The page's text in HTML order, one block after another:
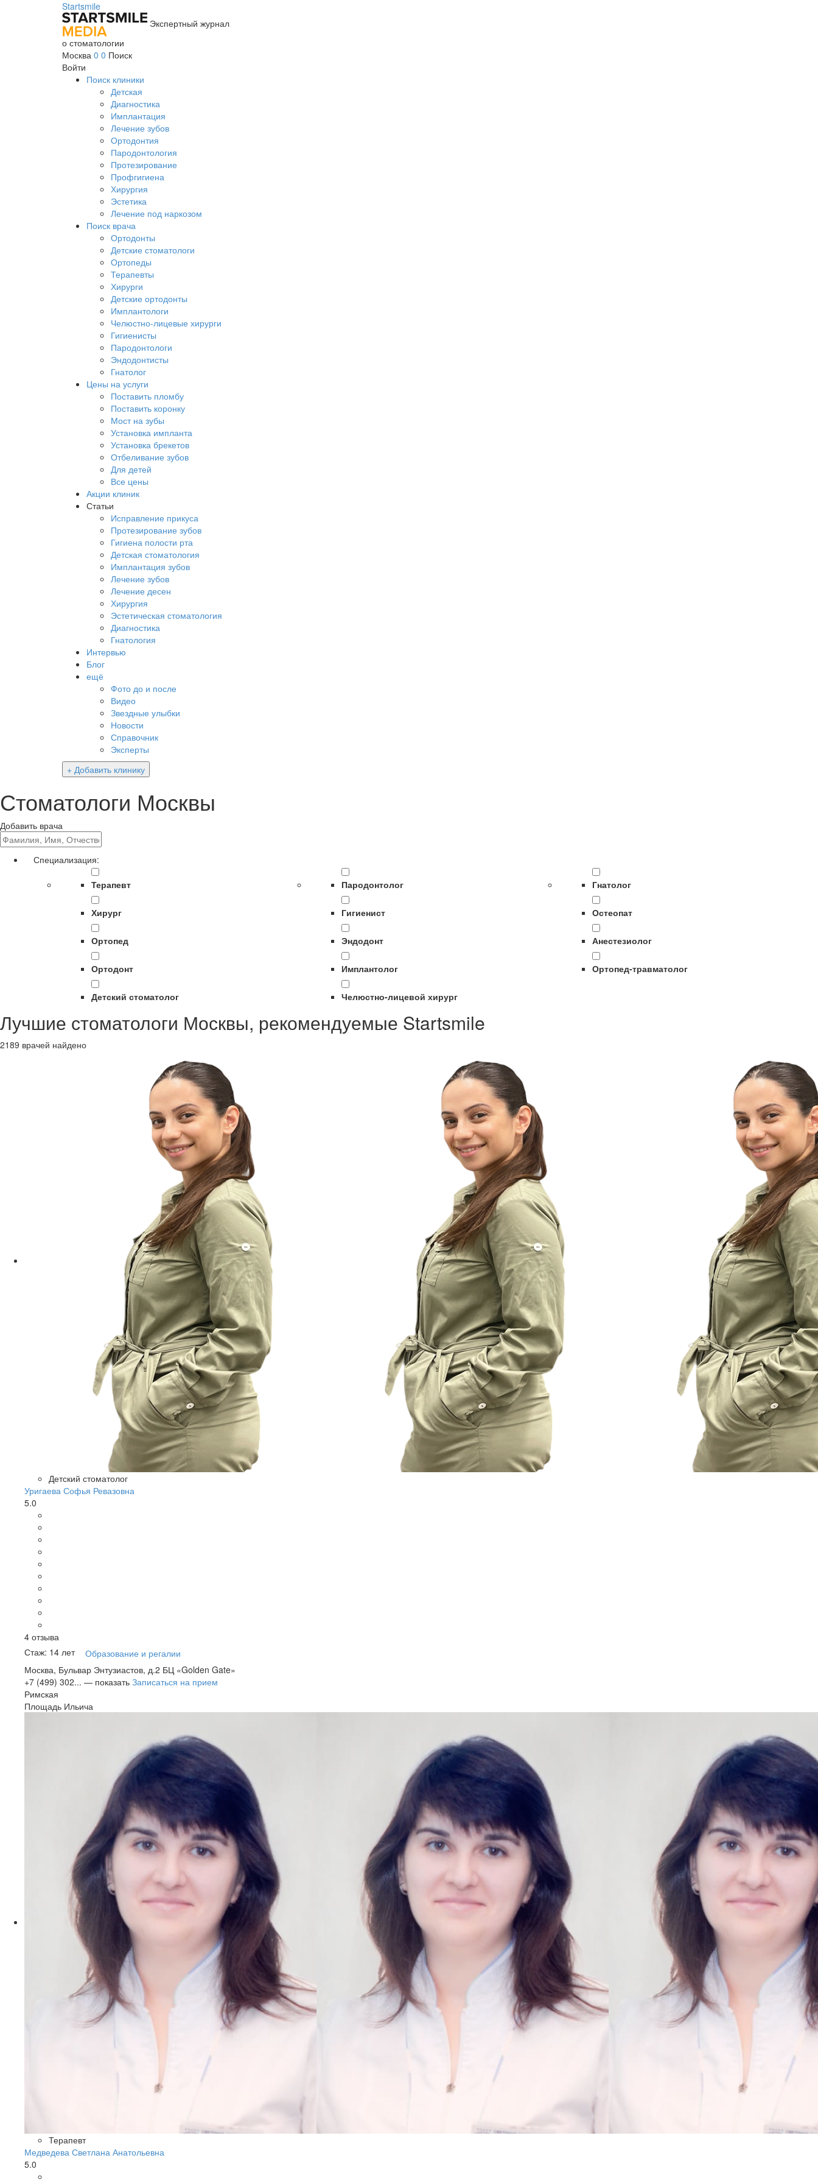
Startsmile
Экспертный журнал
о стоматологии
Москва 0 0 Поиск
Войти
Поиск клиники
Детская
Диагностика
Имплантация
Лечение зубов
Ортодонтия
Пародонтология
Протезирование
Профгигиена
Хирургия
Эстетика
Лечение под наркозом
Поиск врача
Ортодонты
Детские стоматологи
Ортопеды
Терапевты
Хирурги
Детские ортодонты
Имплантологи
Челюстно-лицевые хирурги
Гигиенисты
Пародонтологи
Эндодонтисты
Гнатолог
Цены на услуги
Поставить пломбу
Поставить коронку
Мост на зубы
Установка импланта
Установка брекетов
Отбеливание зубов
Для детей
Все цены
Акции клиник
Статьи
Исправление прикуса
Протезирование зубов
Гигиена полости рта
Детская стоматология
Имплантация зубов
Лечение зубов
Лечение десен
Хирургия
Эстетическая стоматология
Диагностика
Гнатология
Интервью
Блог
ещё
Фото до и после
Видео
Звездные улыбки
Новости
Справочник
Эксперты
+ Добавить клинику
Стоматологи Москвы
Добавить врача
Специализация:
Терапевт
Хирург
Ортопед
Ортодонт
Детский стоматолог
Пародонтолог
Гигиенист
Эндодонт
Имплантолог
Челюстно-лицевой хирург
Гнатолог
Остеопат
Анестезиолог
Ортопед-травматолог
Лучшие стоматологи Москвы, рекомендуемые Startsmile
2189 врачей найдено
Детский стоматолог
Уригаева Софья Ревазовна
5.0
4 отзыва
Стаж: 14 лет
Образование и регалии
Москва, Бульвар Энтузиастов, д.2 БЦ «Golden Gate»
+7 (499) 302... — показать Записаться на прием
Римская
Площадь Ильича
Терапевт
Медведева Светлана Анатольевна
5.0